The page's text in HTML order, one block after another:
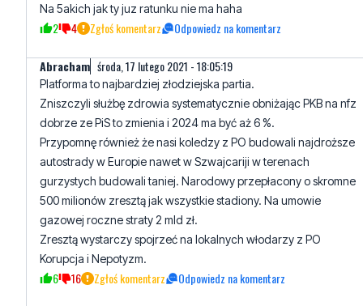
Na 5akich jak ty juz ratunku nie ma haha
2 4 Zgłoś komentarz Odpowiedz na komentarz
Abracham środa, 17 lutego 2021 - 18:05:19
Platforma to najbardziej złodziejska partia.
Zniszczyli służbę zdrowia systematycznie obniżając PKB na nfz
dobrze ze PiS to zmienia i 2024 ma być aż 6 %.
Przypomnę również że nasi koledzy z PO budowali najdroższe
autostrady w Europie nawet w Szwajcariji w terenach
gurzystych budowali taniej. Narodowy przepłacony o skromne
500 milionów zresztą jak wszystkie stadiony. Na umowie
gazowej roczne straty 2 mld zł.
Zresztą wystarczy spojrzeć na lokalnych włodarzy z PO
Korupcja i Nepotyzm.
6 16 Zgłoś komentarz Odpowiedz na komentarz